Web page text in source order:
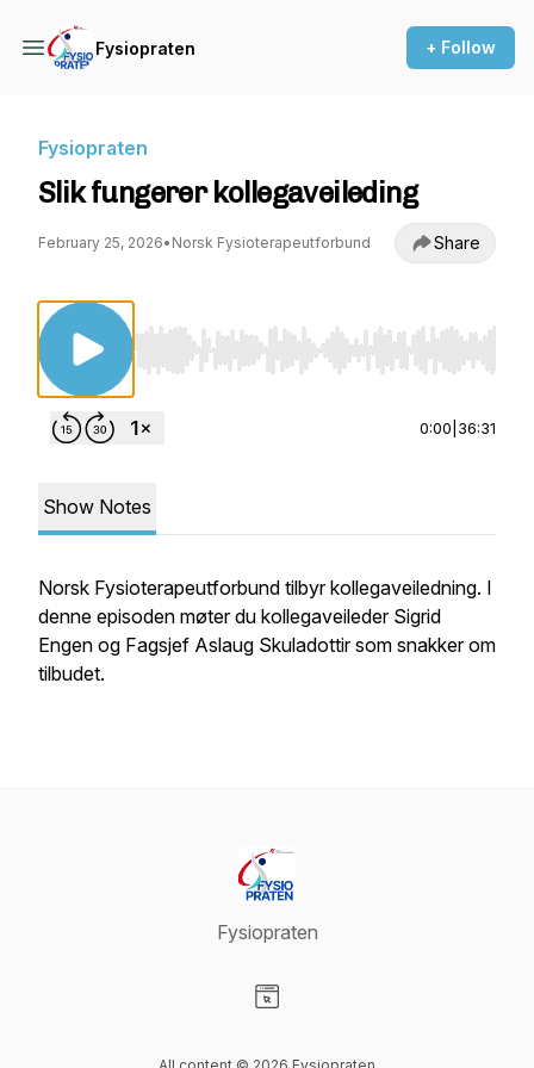
Fysiopraten + Follow
Fysiopraten
Slik fungerer kollegaveileding
February 25, 2026• Norsk Fysioterapeutforbund Share
Use Left/Right to seek, Home/End to jump to
0:00 36:31
Show Notes
Norsk Fysioterapeutforbund tilbyr kollegaveiledning. I
denne episoden møter du kollegaveileder Sigrid
Engen og Fagsjef Aslaug Skuladottir som snakker om
tilbudet.
Fysiopraten